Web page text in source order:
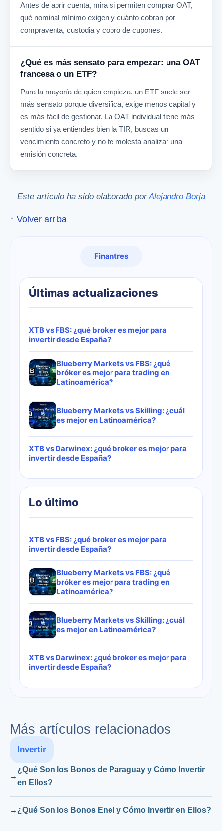
Antes de abrir cuenta, mira si permiten comprar OAT,
qué nominal mínimo exigen y cuánto cobran por
compraventa, custodia y cobro de cupones.
¿Qué es más sensato para empezar: una OAT
francesa o un ETF?
Para la mayoría de quien empieza, un ETF suele ser
más sensato porque diversifica, exige menos capital y
es más fácil de gestionar. La OAT individual tiene más
sentido si ya entiendes bien la TIR, buscas un
vencimiento concreto y no te molesta analizar una
emisión concreta.
Este artículo ha sido elaborado por Alejandro Borja
↑ Volver arriba
Finantres
Últimas actualizaciones
XTB vs FBS: ¿qué broker es mejor para
invertir desde España?
Blueberry Markets vs FBS: ¿qué
bróker es mejor para trading en
Latinoamérica?
Blueberry Markets vs Skilling: ¿cuál
es mejor en Latinoamérica?
XTB vs Darwinex: ¿qué broker es mejor para
invertir desde España?
Lo último
XTB vs FBS: ¿qué broker es mejor para
invertir desde España?
Blueberry Markets vs FBS: ¿qué
bróker es mejor para trading en
Latinoamérica?
Blueberry Markets vs Skilling: ¿cuál
es mejor en Latinoamérica?
XTB vs Darwinex: ¿qué broker es mejor para
invertir desde España?
Más artículos relacionados
Invertir
¿Qué Son los Bonos de Paraguay y Cómo Invertir
en Ellos?
¿Qué Son los Bonos Enel y Cómo Invertir en Ellos?